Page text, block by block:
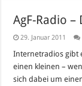
AgF-Radio
29. Januar 2011
Internetradios gibt
einen kleinen –
sich dabei um